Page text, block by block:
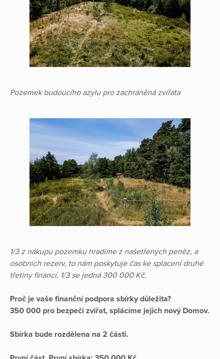
Pozemek budoucího azylu pro zachráněná zvířata
1/3 z nákupu pozemku hradíme z našetřených peněz, a
osobních rezerv, to nám poskytuje čas ke splacení druhé
třetiny financí, 1/3 se jedná 300 000 Kč.
Proč je vaše finanční podpora sbírky důležita?
350 000 pro bezpečí zvířat, splácíme jejich nový Domov.
Sbírka bude rozdělena na 2 části.